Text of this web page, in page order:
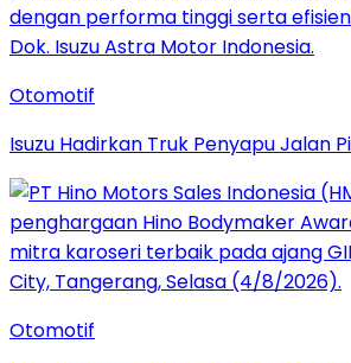
Otomotif
Isuzu Hadirkan Truk Penyapu Jalan
Otomotif